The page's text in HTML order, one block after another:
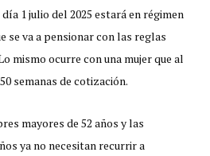
1 julio del 2025 estará en régimen
se va a pensionar con las reglas
mismo ocurre con una mujer que al
semanas de cotización.
mayores de 52 años y las
ya no necesitan recurrir a